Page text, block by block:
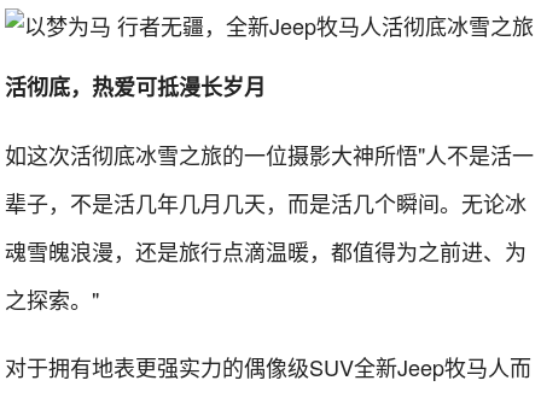
活彻底，热爱可抵漫长岁月
如这次活彻底冰雪之旅的一位摄影大神所悟"人不是活一
辈子，不是活几年几月几天，而是活几个瞬间。无论冰
魂雪魄浪漫，还是旅行点滴温暖，都值得为之前进、为
之探索。"
对于拥有地表更强实力的偶像级SUV全新Jeep牧马人而